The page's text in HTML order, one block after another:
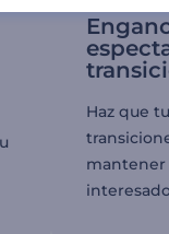
Haz que
mantener